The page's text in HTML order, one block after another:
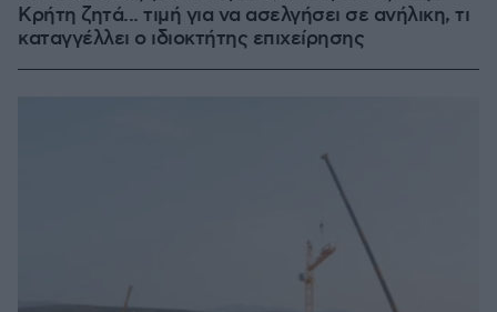
Κρήτη ζητά... τιμή για να ασελγήσει σε ανήλικη, τι
καταγγέλλει ο ιδιοκτήτης επιχείρησης